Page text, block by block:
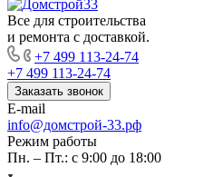
Все для строительства
и ремонта с доставкой.
+7 499 113-24-74
+7 499 113-24-74
Заказать звонок
E-mail
info@домстрой-33.рф
Режим работы
Пн. – Пт.: с 9:00 до 18:00